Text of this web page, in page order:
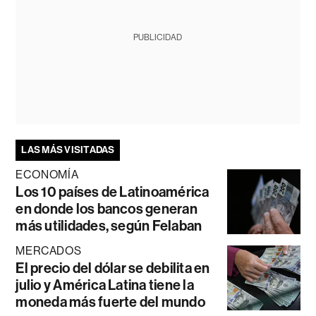
PUBLICIDAD
LAS MÁS VISITADAS
ECONOMÍA
Los 10 países de Latinoamérica
en donde los bancos generan
más utilidades, según Felaban
MERCADOS
El precio del dólar se debilita en
julio y América Latina tiene la
moneda más fuerte del mundo